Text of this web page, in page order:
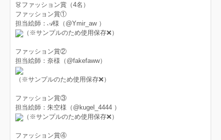
👗ファッション賞（4名）
ファッション賞①
担当絵師：𝒜様（@Ymir_aw ）
（※サンプルのため使用保存❌）
ファッション賞②
担当絵師：奈様（@fakefaww）
（※サンプルのため使用保存❌）
ファッション賞③
担当絵師：朱空様（@kugel_4444 ）
（※サンプルのため使用保存❌）
ファッション賞④